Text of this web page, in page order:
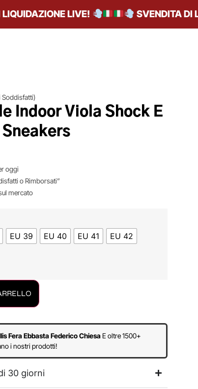
LIVE! SVENDITA DI
Soddisfatti)
Indoor Viola Shock E
oggi
o Rimborsati”
mercato
EU 39 EU 40 EU 41
EU 42
Fera Ebbasta Federico ChiesaE oltre 1500+
i nostri prodotti!
30 giorni